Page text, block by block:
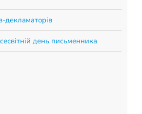
декламаторів
день письменника